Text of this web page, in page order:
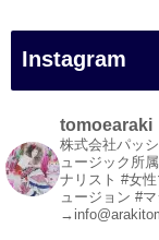
#白浜町
#変面ショ
#イベント
#宴会
#余興
1
Instagram
tomoearaki
株式会社パッ
ュージック所属
ナリスト #女
ュージョン #